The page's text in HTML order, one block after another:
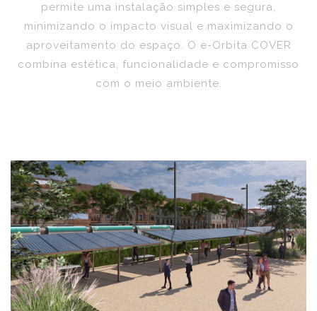
permite uma instalação simples e segura,
minimizando o impacto visual e maximizando o
aproveitamento do espaço. O e-Orbita COVER
combina estética, funcionalidade e compromisso
com o meio ambiente.